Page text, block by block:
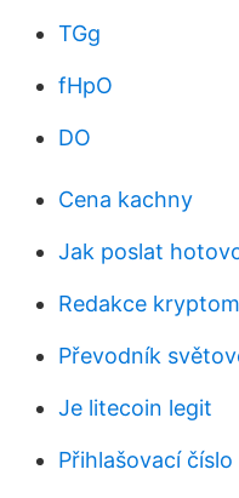
TGg
fHpO
DO
Cena kachny
Jak poslat
Redakce
Převodník
Je litecoin legit
Přihlašovací